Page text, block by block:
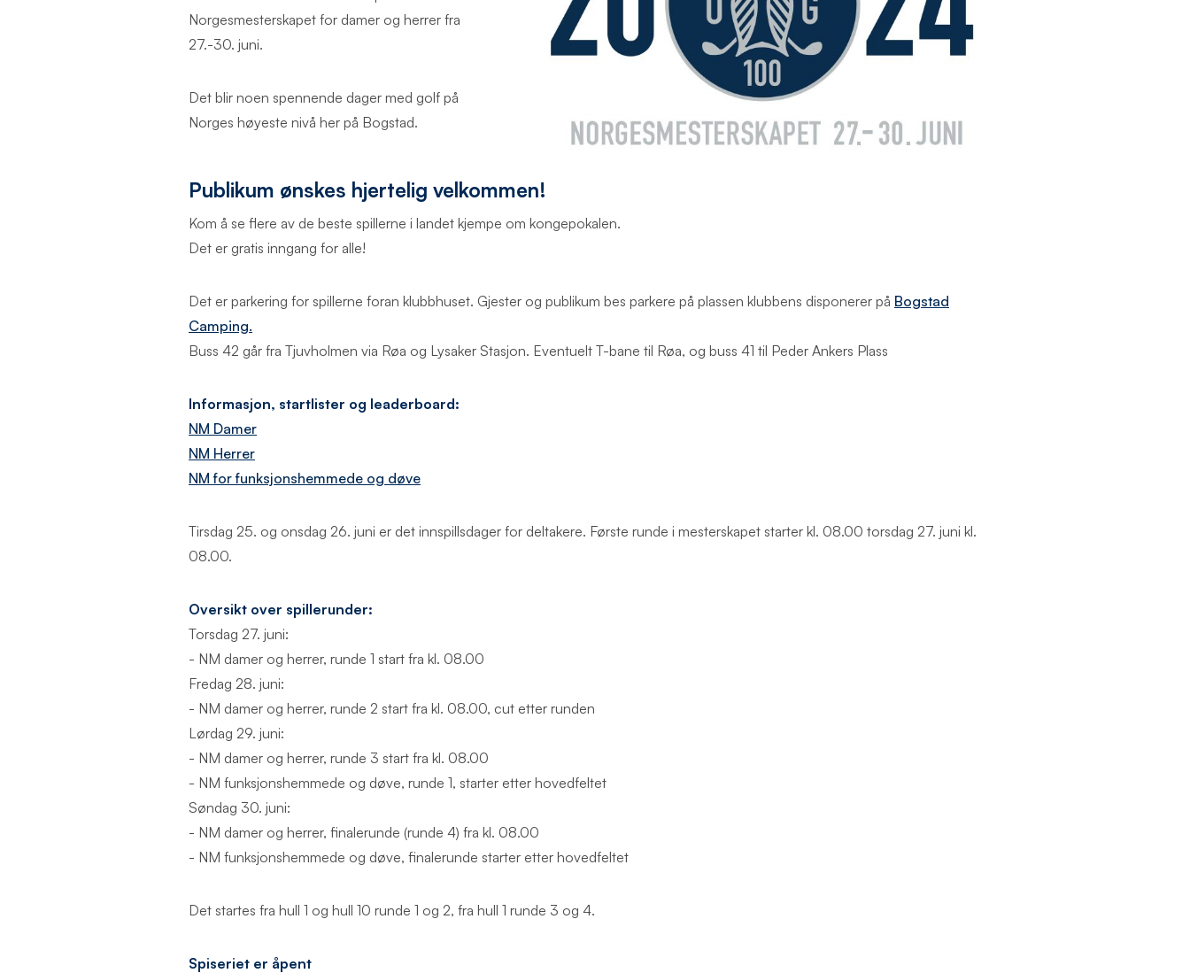
Norgesmesterskapet for damer og herrer fra
27.-30. juni.
Det blir noen spennende dager med golf på
Norges høyeste nivå her på Bogstad.
Publikum ønskes hjertelig velkommen!
Kom å se flere av de beste spillerne i landet kjempe om kongepokalen.
Det er gratis inngang for alle!
Det er parkering for spillerne foran klubbhuset. Gjester og publikum bes parkere på plassen klubbens disponerer på Bogstad
Camping.
Buss 42 går fra Tjuvholmen via Røa og Lysaker Stasjon. Eventuelt T-bane til Røa, og buss 41 til Peder Ankers Plass
Informasjon, startlister og leaderboard:
NM Damer
NM Herrer
NM for funksjonshemmede og døve
Tirsdag 25. og onsdag 26. juni er det innspillsdager for deltakere. Første runde i mesterskapet starter kl. 08.00 torsdag 27. juni kl.
08.00.
Oversikt over spillerunder:
Torsdag 27. juni:
- NM damer og herrer, runde 1 start fra kl. 08.00
Fredag 28. juni:
- NM damer og herrer, runde 2 start fra kl. 08.00, cut etter runden
Lørdag 29. juni:
- NM damer og herrer, runde 3 start fra kl. 08.00
- NM funksjonshemmede og døve, runde 1, starter etter hovedfeltet
Søndag 30. juni:
- NM damer og herrer, finalerunde (runde 4) fra kl. 08.00
- NM funksjonshemmede og døve, finalerunde starter etter hovedfeltet
Det startes fra hull 1 og hull 10 runde 1 og 2, fra hull 1 runde 3 og 4.
Spiseriet er åpent